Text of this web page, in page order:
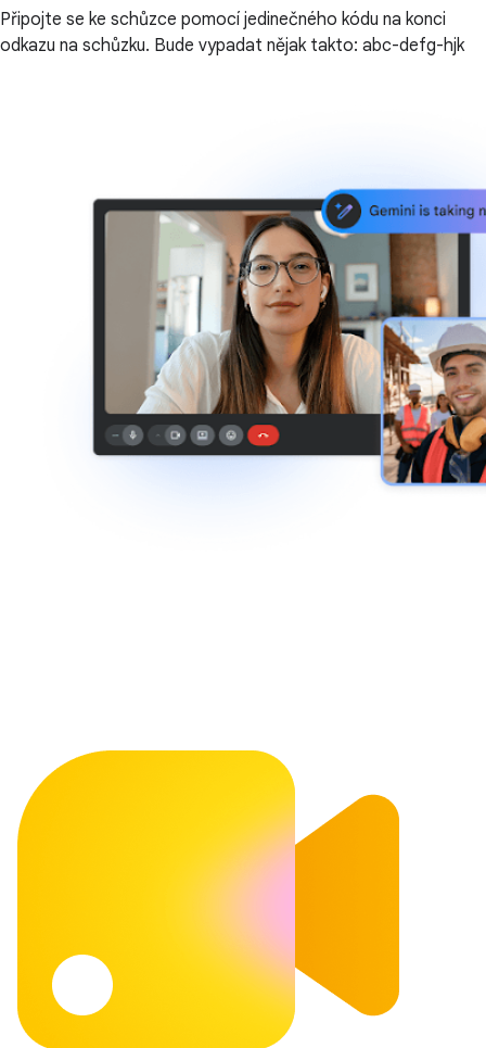
Připojte se ke schůzce pomocí jedinečného kódu na konci
odkazu na schůzku. Bude vypadat nějak takto: abc-defg-hjk